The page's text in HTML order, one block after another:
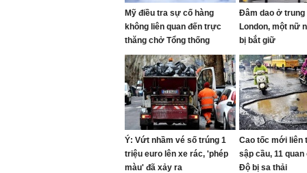
Mỹ điều tra sự cố hàng
không liên quan đến trực
thăng chở Tổng thống
Trump
Đâm dao ở trung
London, một nữ
bị bắt giữ
Ý: Vứt nhầm vé số trúng 1
triệu euro lên xe rác, 'phép
màu' đã xảy ra
Cao tốc mới liên
sập cầu, 11
Độ bị sa thải